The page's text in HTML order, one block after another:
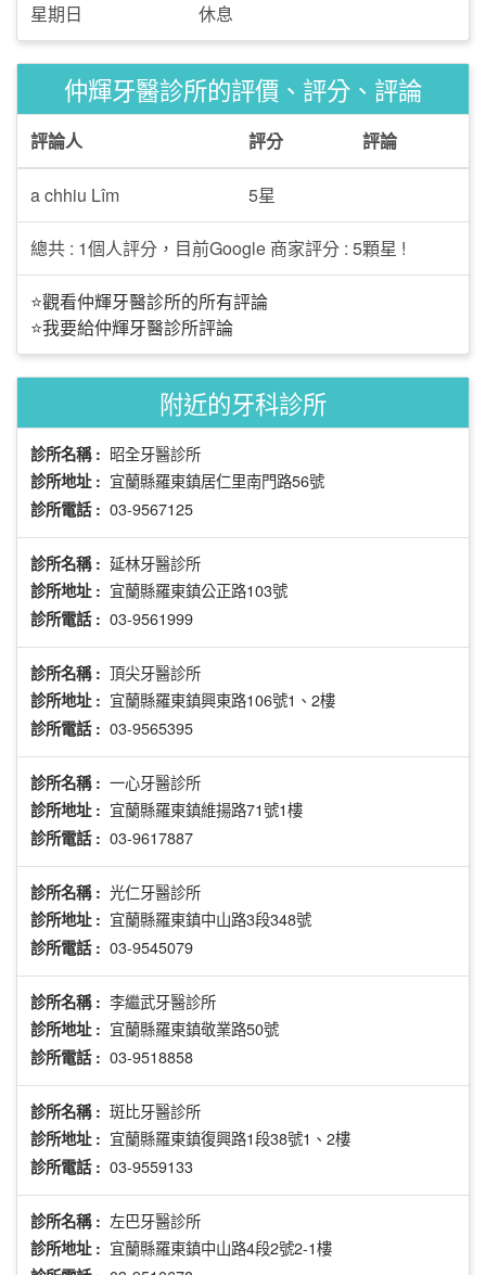
星期日 休息
仲輝牙醫診所的評價、評分、評論
評論人 評分 評論
a chhiu Lîm 5星
總共 : 1個人評分，目前Google 商家評分 : 5顆星 !
⭐觀看仲輝牙醫診所的所有評論
⭐我要給仲輝牙醫診所評論
附近的牙科診所
診所名稱 : 昭全牙醫診所
診所地址 : 宜蘭縣羅東鎮居仁里南門路56號
診所電話 : 03-9567125
診所名稱 : 延林牙醫診所
診所地址 : 宜蘭縣羅東鎮公正路103號
診所電話 : 03-9561999
診所名稱 : 頂尖牙醫診所
診所地址 : 宜蘭縣羅東鎮興東路106號1、2樓
診所電話 : 03-9565395
診所名稱 : 一心牙醫診所
診所地址 : 宜蘭縣羅東鎮維揚路71號1樓
診所電話 : 03-9617887
診所名稱 : 光仁牙醫診所
診所地址 : 宜蘭縣羅東鎮中山路3段348號
診所電話 : 03-9545079
診所名稱 : 李繼武牙醫診所
診所地址 : 宜蘭縣羅東鎮敬業路50號
診所電話 : 03-9518858
診所名稱 : 斑比牙醫診所
診所地址 : 宜蘭縣羅東鎮復興路1段38號1、2樓
診所電話 : 03-9559133
診所名稱 : 左巴牙醫診所
診所地址 : 宜蘭縣羅東鎮中山路4段2號2-1樓